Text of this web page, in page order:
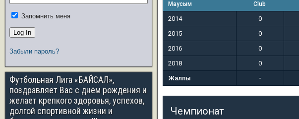
Маусым Club
2014 0
2015
0
2016
0
2018
0
Жалпы
-
Чемпионат
Запомнить меня
Забыли пароль?
Футбольная Лига «БАЙСАЛ»,
поздравляет Вас с днём рождения и
желает крепкого здоровья, успехов,
долгой спортивной жизни и